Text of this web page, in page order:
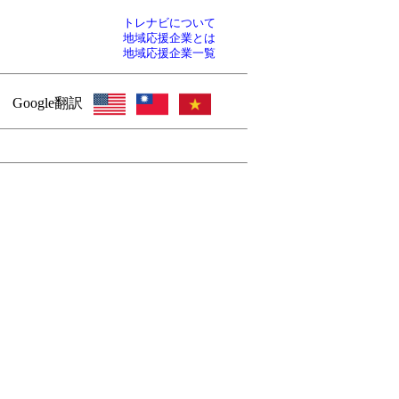
トレナビについて
地域応援企業とは
地域応援企業一覧
Google翻訳